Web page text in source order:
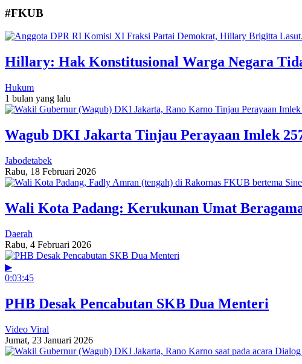
#FKUB
Hillary: Hak Konstitusional Warga Negara
Hukum
1 bulan yang lalu
Wagub DKI Jakarta Tinjau Perayaan Imlek
Jabodetabek
Rabu, 18 Februari 2026
Wali Kota Padang: Kerukunan Umat
Daerah
Rabu, 4 Februari 2026
▶
0:03:45
PHB Desak Pencabutan SKB Dua Menteri
Video Viral
Jumat, 23 Januari 2026